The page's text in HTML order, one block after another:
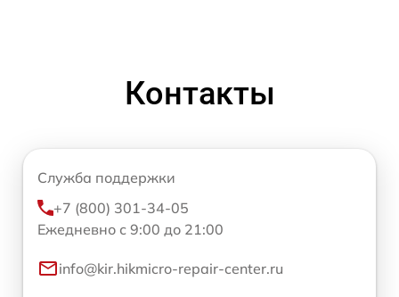
Контакты
Служба поддержки
+7 (800) 301-34-05
Ежедневно с 9:00 до 21:00
info@kir.hikmicro-repair-center.ru